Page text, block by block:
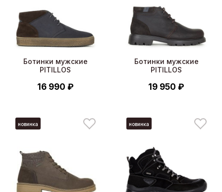
Ботинки мужские
PITILLOS
16 990 ₽
Ботинки мужские
PITILLOS
19 950 ₽
новинка новинка